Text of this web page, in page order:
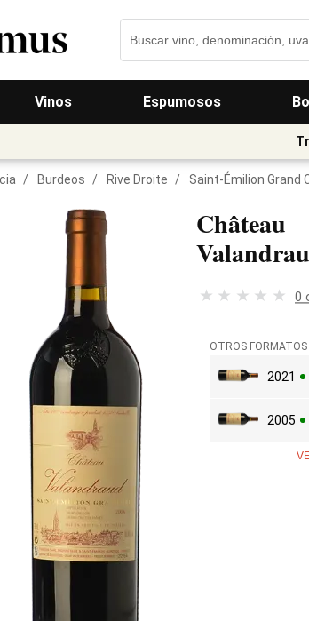
Vinos Espumosos
/ Burdeos / Rive Droite / Saint-Émilion Grand
Château
0
OTROS
2021
2005